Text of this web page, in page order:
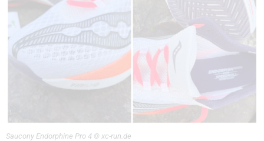
Saucony Endorphine Pro 4 © xc-run.de